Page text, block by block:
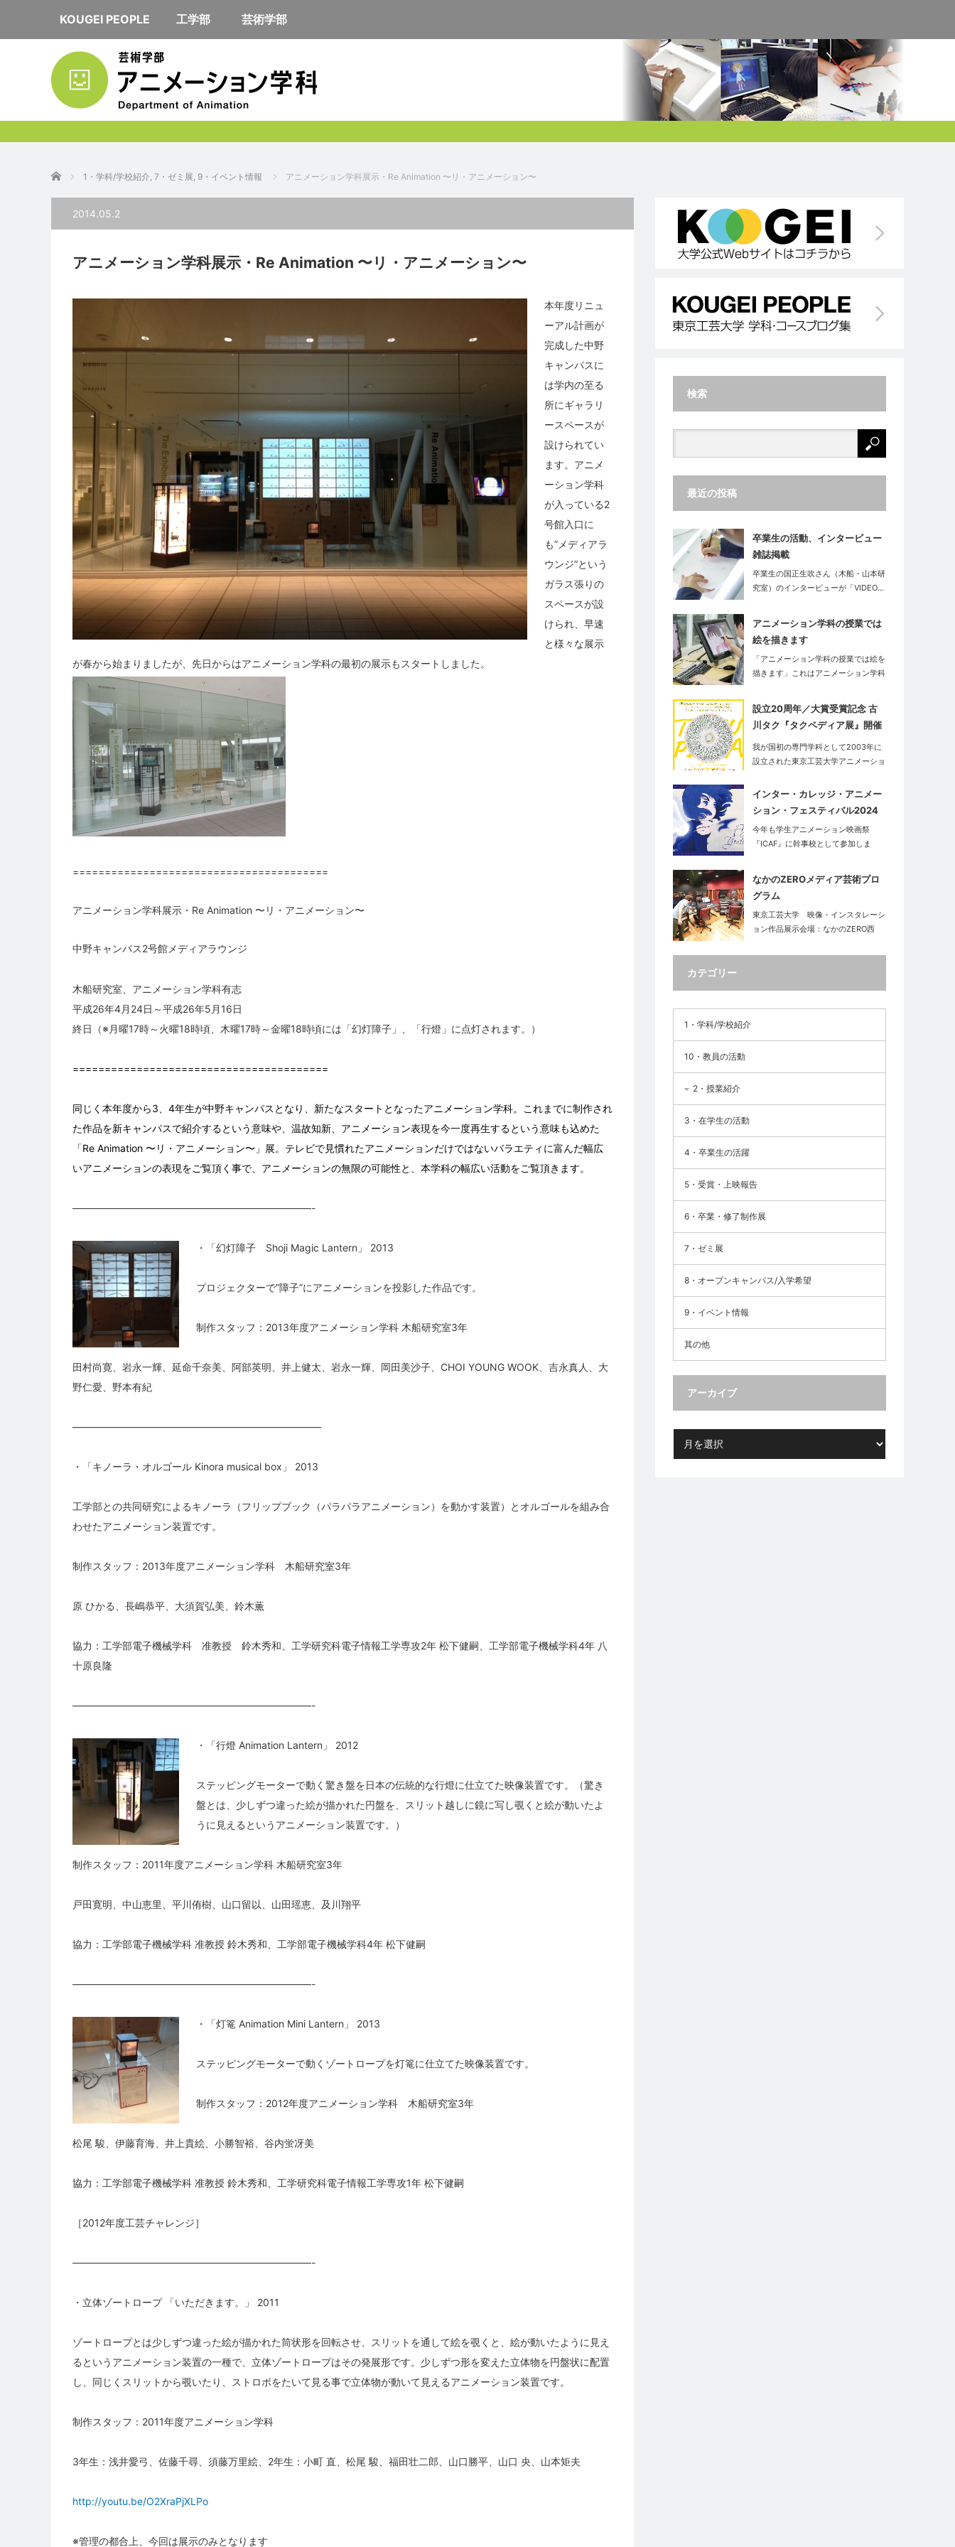
KOUGEI PEOPLE 工学部 芸術学部
ホーム 1・学科/学校紹介, 7・ゼミ展, 9・イベント情報 アニメーション学科展示・Re Animation 〜リ・アニメーション〜
2014.05.2
アニメーション学科展示・Re Animation 〜リ・アニメーション〜
本年度リニュ
ーアル計画が
完成した中野
キャンパスに
は学内の至る
所にギャラリ
ースペースが
設けられてい
ます。アニメ
ーション学科
が入っている2
号館入口に
も”メディアラ
ウンジ”という
ガラス張りの
スペースが設
けられ、早速
と様々な展示
が春から始まりましたが、先日からはアニメーション学科の最初の展示もスタートしました。
========================================
アニメーション学科展示・Re Animation 〜リ・アニメーション〜
中野キャンパス2号館メディアラウンジ
木船研究室、アニメーション学科有志
平成26年4月24日～平成26年5月16日
終日（※月曜17時～火曜18時頃、木曜17時～金曜18時頃には「幻灯障子」、「行燈」に点灯されます。）
========================================
同じく本年度から3、4年生が中野キャンパスとなり、新たなスタートとなったアニメーション学科。これまでに制作され
た作品を新キャンパスで紹介するという意味や、温故知新、アニメーション表現を今一度再生するという意味も込めた
「Re Animation 〜リ・アニメーション〜」展。テレビで見慣れたアニメーションだけではないバラエティに富んだ幅広
いアニメーションの表現をご覧頂く事で、アニメーションの無限の可能性と、本学科の幅広い活動をご覧頂きます。
————————————————————————-
・「幻灯障子 Shoji Magic Lantern」 2013
プロジェクターで”障子”にアニメーションを投影した作品です。
制作スタッフ：2013年度アニメーション学科 木船研究室3年
田村尚寛、岩永一輝、延命千奈美、阿部英明、井上健太、岩永一輝、岡田美沙子、CHOI YOUNG WOOK、吉永真人、大
野仁愛、野本有紀
—————————————————————————
・「キノーラ・オルゴール Kinora musical box」 2013
工学部との共同研究によるキノーラ（フリップブック（パラパラアニメーション）を動かす装置）とオルゴールを組み合
わせたアニメーション装置です。
制作スタッフ：2013年度アニメーション学科 木船研究室3年
原 ひかる、長嶋恭平、大須賀弘美、鈴木薫
協力：工学部電子機械学科 准教授 鈴木秀和、工学研究科電子情報工学専攻2年 松下健嗣、工学部電子機械学科4年 八
十原良隆
————————————————————————-
・「行燈 Animation Lantern」 2012
ステッピングモーターで動く驚き盤を日本の伝統的な行燈に仕立てた映像装置です。（驚き
盤とは、少しずつ違った絵が描かれた円盤を、スリット越しに鏡に写し覗くと絵が動いたよ
うに見えるというアニメーション装置です。）
制作スタッフ：2011年度アニメーション学科 木船研究室3年
戸田寛明、中山恵里、平川侑樹、山口留以、山田瑶恵、及川翔平
協力：工学部電子機械学科 准教授 鈴木秀和、工学部電子機械学科4年 松下健嗣
————————————————————————-
・「灯篭 Animation Mini Lantern」 2013
ステッピングモーターで動くゾートロープを灯篭に仕立てた映像装置です。
制作スタッフ：2012年度アニメーション学科 木船研究室3年
松尾 駿、伊藤育海、井上貴絵、小勝智裕、谷内蛍冴美
協力：工学部電子機械学科 准教授 鈴木秀和、工学研究科電子情報工学専攻1年 松下健嗣
［2012年度工芸チャレンジ］
————————————————————————-
・立体ゾートロープ 「いただきます。」 2011
ゾートロープとは少しずつ違った絵が描かれた筒状形を回転させ、スリットを通して絵を覗くと、絵が動いたように見え
るというアニメーション装置の一種で、立体ゾートロープはその発展形です。少しずつ形を変えた立体物を円盤状に配置
し、同じくスリットから覗いたり、ストロボをたいて見る事で立体物が動いて見えるアニメーション装置です。
制作スタッフ：2011年度アニメーション学科
3年生：浅井愛弓、佐藤千尋、須藤万里絵、2年生：小町 直、松尾 駿、福田壮二郎、山口勝平、山口 央、山本矩夫
http://youtu.be/O2XraPjXLPo
※管理の都合上、今回は展示のみとなります
検索
最近の投稿
卒業生の活動、インタービュー
雑誌掲載
卒業生の国正生吹さん（木船・山本研
究室）のインタービューが「VIDEO…
アニメーション学科の授業では
絵を描きます
「アニメーション学科の授業では絵を
描きます」これはアニメーション学科
設立20周年／大賞受賞記念 古
川タク『タクペディア展』開催
中
我が国初の専門学科として2003年に
設立された東京工芸大学アニメーショ
インター・カレッジ・アニメー
ション・フェスティバル2024
今年も学生アニメーション映画祭
『ICAF』に幹事校として参加しま
なかのZEROメディア芸術プロ
グラム
東京工芸大学 映像・インスタレーシ
ョン作品展示会場：なかのZERO西
カテゴリー
1・学科/学校紹介
10・教員の活動
2・授業紹介
3・在学生の活動
4・卒業生の活躍
5・受賞・上映報告
6・卒業・修了制作展
7・ゼミ展
8・オープンキャンパス/入学希望
9・イベント情報
其の他
アーカイブ